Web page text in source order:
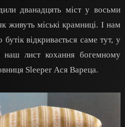
дванадцять міст у восьми
живуть міські крамниці. І нам
відкривається саме тут, у
наш лист кохання богемному
Sleeper Ася Вареца.